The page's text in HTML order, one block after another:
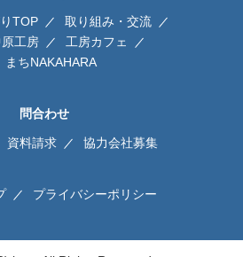
TOP
取り組み・交流
工房
工房カフェ
まちNAKAHARA
問合わせ
資料請求 協力会社募集
プライバシーポリシー